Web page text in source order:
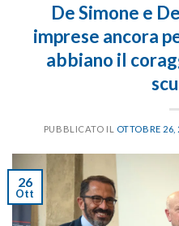
De Simone e
imprese ancora
abbiano il
PUBBLICATO IL OTTOBRE 26,
26
Ott